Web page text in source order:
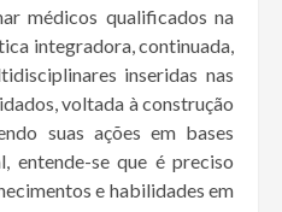
médicos qualificados na
integradora, continuada,
inseridas nas
voltada à construção
suas ações em bases
entende-se que é preciso
e habilidades em